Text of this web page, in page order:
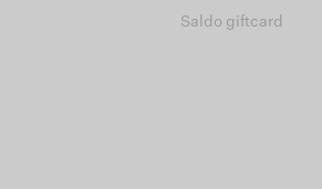
Saldo giftcard